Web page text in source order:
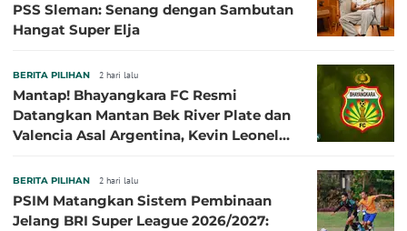
PSS Sleman: Senang dengan Sambutan
Hangat Super Elja
BERITA PILIHAN 2 hari lalu
Mantap! Bhayangkara FC Resmi
Datangkan Mantan Bek River Plate dan
Valencia Asal Argentina, Kevin Leonel
BERITA PILIHAN 2 hari lalu
PSIM Matangkan Sistem Pembinaan
Jelang BRI Super League 2026/2027: